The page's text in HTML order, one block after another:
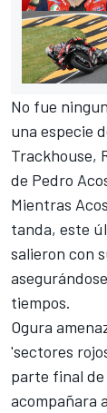
No fue
una especie
Trackhouse,
de Pedro
Mientras
tanda, este
salieron con
tiempos.
Ogura
'sectores
parte final de
acompañara